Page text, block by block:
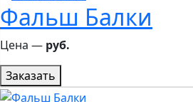
Фальш Балки
Цена ― руб.
Заказать